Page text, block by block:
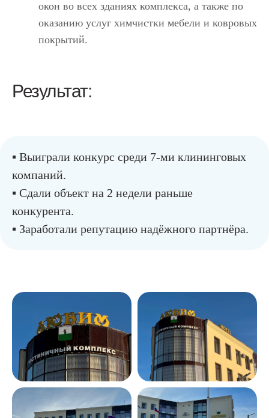
окон во всех зданиях комплекса, а также по
оказанию услуг химчистки мебели и ковровых
покрытий.
Результат:
▪︎ Выиграли конкурс среди 7-ми клининговых
компаний.
▪︎ Сдали объект на 2 недели раньше
конкурента.
▪︎ Заработали репутацию надёжного партнёра.